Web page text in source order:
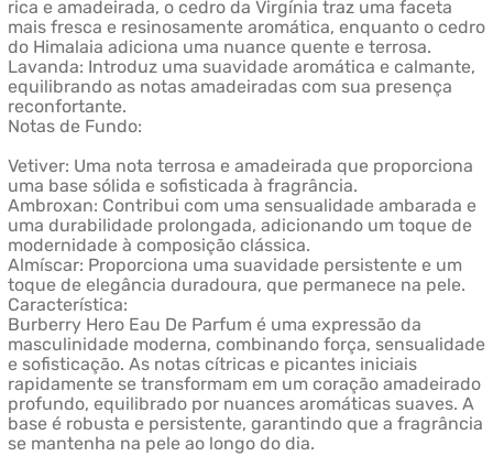
rica e amadeirada, o cedro da Virgínia traz uma faceta
mais fresca e resinosamente aromática, enquanto o cedro
do Himalaia adiciona uma nuance quente e terrosa.
Lavanda: Introduz uma suavidade aromática e calmante,
equilibrando as notas amadeiradas com sua presença
reconfortante.
Notas de Fundo:
Vetiver: Uma nota terrosa e amadeirada que proporciona
uma base sólida e sofisticada à fragrância.
Ambroxan: Contribui com uma sensualidade ambarada e
uma durabilidade prolongada, adicionando um toque de
modernidade à composição clássica.
Almíscar: Proporciona uma suavidade persistente e um
toque de elegância duradoura, que permanece na pele.
Característica:
Burberry Hero Eau De Parfum é uma expressão da
masculinidade moderna, combinando força, sensualidade
e sofisticação. As notas cítricas e picantes iniciais
rapidamente se transformam em um coração amadeirado
profundo, equilibrado por nuances aromáticas suaves. A
base é robusta e persistente, garantindo que a fragrância
se mantenha na pele ao longo do dia.